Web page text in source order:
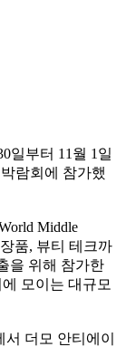
일부터 11 월 1 일
박람회에 참가했
Middle
품, 뷰티 테크까
을 위해 참가한
모이는 대규모
더모 안티에이